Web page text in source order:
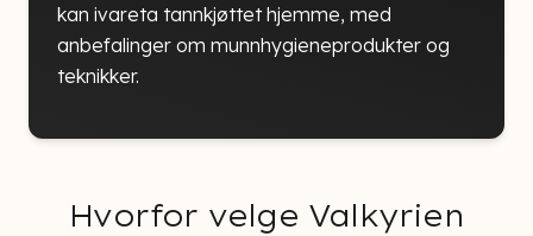
kan ivareta tannkjøttet hjemme, med
anbefalinger om munnhygieneprodukter og
teknikker.
Hvorfor velge Valkyrien